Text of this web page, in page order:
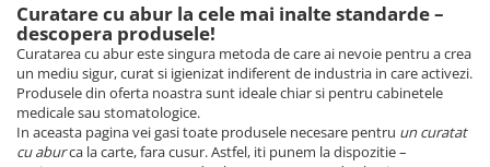
Curatare cu abur la cele mai inalte standarde –
descopera produsele!
Curatarea cu abur este singura metoda de care ai nevoie pentru a crea
un mediu sigur, curat si igienizat indiferent de industria in care activezi.
Produsele din oferta noastra sunt ideale chiar si pentru cabinetele
medicale sau stomatologice.
In aceasta pagina vei gasi toate produsele necesare pentru un curatat
cu aburca la carte, fara cusur. Astfel, iti punem la dispozitie –